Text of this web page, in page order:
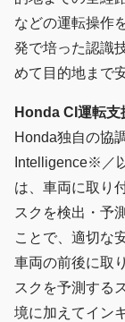
などの運転操作
発で培った認識
めて目的地まで
Honda CI運転支
Honda独自の協
Intelligence※／
は、車両に取り
スクを検出・予
ことで、適切な
車両の前後に取
スクを予測する
境に加えてイン